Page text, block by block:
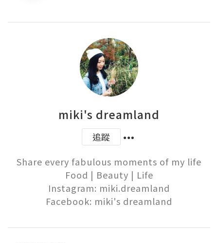
miki's dreamland
追蹤
Share every fabulous moments of my life
Food | Beauty | Life
Instagram: miki.dreamland
Facebook: miki's dreamland